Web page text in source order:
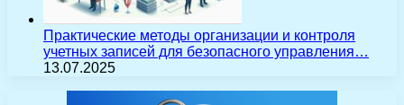
Практические методы организации и контроля
учетных записей для безопасного управления…
13.07.2025